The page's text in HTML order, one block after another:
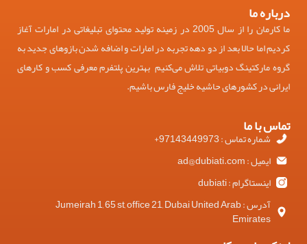
درباره ما
ما کارمان را از سال 2005 در زمینه تولید محتوای تبلیغاتی در امارات آغاز
کردیم اما حالا بعد از دو دهه تجربه در امارات و اضافه شدن بازوهای جدید به
گروه مارکتینگ دوبیاتی تلاش می‌کنیم بهترین پلتفرم معرفی کسب و کارهای
ایرانی در کشورهای حاشیه خلیج فارس باشیم.
تماس با ما
شماره تماس : 97143449973+
ایمیل : ad@dubiati.com
اینستاگرام : dubiati
آدرس : Jumeirah 1, 65 st, office 21, Dubai United Arab
Emirates